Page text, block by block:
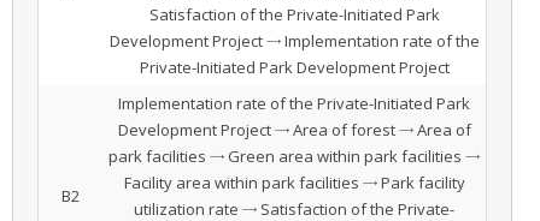
Satisfaction of the Private-Initiated Park
Development Project → Implementation rate of the
Private-Initiated Park Development Project
B2
Implementation rate of the Private-Initiated Park
Development Project → Area of forest → Area of
park facilities → Green area within park facilities →
Facility area within park facilities → Park facility
utilization rate → Satisfaction of the Private-